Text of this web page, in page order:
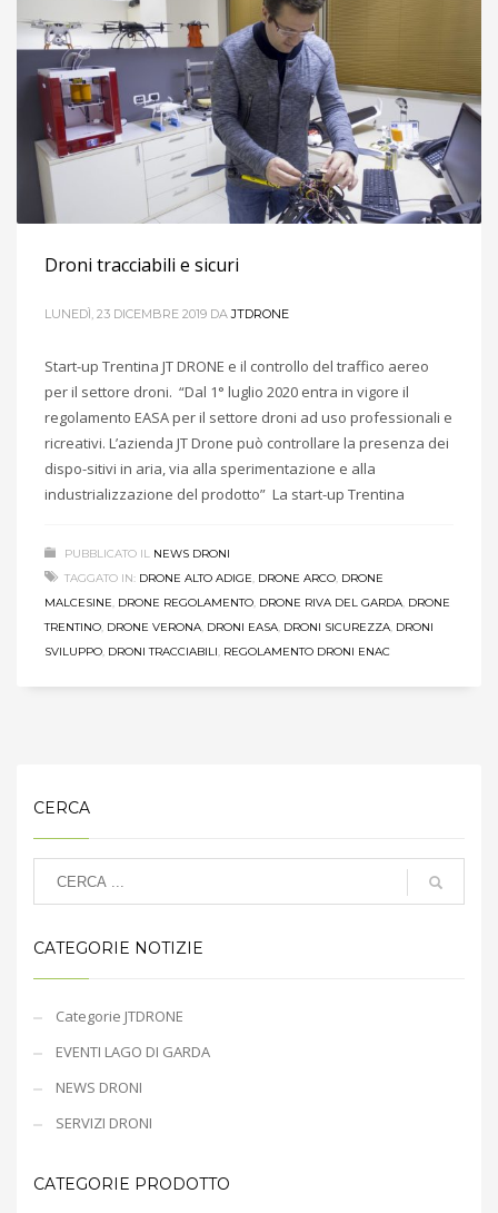
Droni tracciabili e sicuri
LUNEDÌ, 23 DICEMBRE 2019 DAJTDRONE
Start-up Trentina JT DRONE e il controllo del traffico aereo
per il settore droni. “Dal 1° luglio 2020 entra in vigore il
regolamento EASA per il settore droni ad uso professionali e
ricreativi. L’azienda JT Drone può controllare la presenza dei
dispo-sitivi in aria, via alla sperimentazione e alla
industrializzazione del prodotto” La start-up Trentina
PUBBLICATO IL NEWS DRONI
TAGGATO IN: DRONE ALTO ADIGE, DRONE ARCO, DRONE
MALCESINE, DRONE REGOLAMENTO, DRONE RIVA DEL GARDA, DRONE
TRENTINO, DRONE VERONA, DRONI EASA, DRONI SICUREZZA, DRONI
SVILUPPO, DRONI TRACCIABILI, REGOLAMENTO DRONI ENAC
CERCA
CATEGORIE NOTIZIE
Categorie JTDRONE
EVENTI LAGO DI GARDA
NEWS DRONI
SERVIZI DRONI
CATEGORIE PRODOTTO